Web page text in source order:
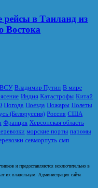
рейсы в Таиланд из
Востока
ВСУ Владимир Путин В мире
Индия Катастрофы Китай
Погода Поезда Пожары Полеты
(Белоруссия) Россия США
Франция Херсонская область
морские порты паромы
севморпуть смп
и предоставляются исключительно в
их владельцам. Администрация сайта